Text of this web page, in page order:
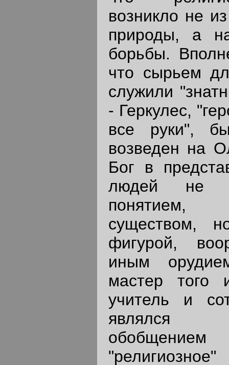
возникло не
природы, а
борьбы.
что сырьем
служили
- Геркулес,
все руки",
возведен на
Бог в
людей не
понятием,
существом,
фигурой,
иным
мастер того
учитель и
являлся
обобщением